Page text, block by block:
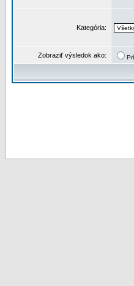
Kategória:
Zobraziť výsledok ako: